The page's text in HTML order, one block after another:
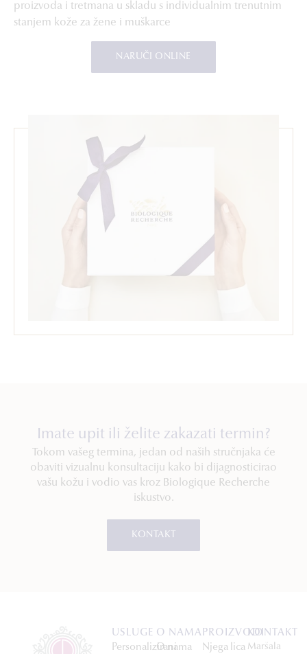
proizvoda i tretmana u skladu s individualnim trenutnim
stanjem kože za žene i muškarce
NARUČI ONLINE
Imate upit ili želite zakazati termin?
Tokom vašeg termina, jedan od naših stručnjaka će
obaviti vizualnu konsultaciju kako bi dijagnosticirao
vašu kožu i vodio vas kroz Biologique Recherche
iskustvo.
KONTAKT
USLUGE
Personalizirani
O NAMA
O nama
PROIZVODI
Njega lica
KONTAKT
Maršala